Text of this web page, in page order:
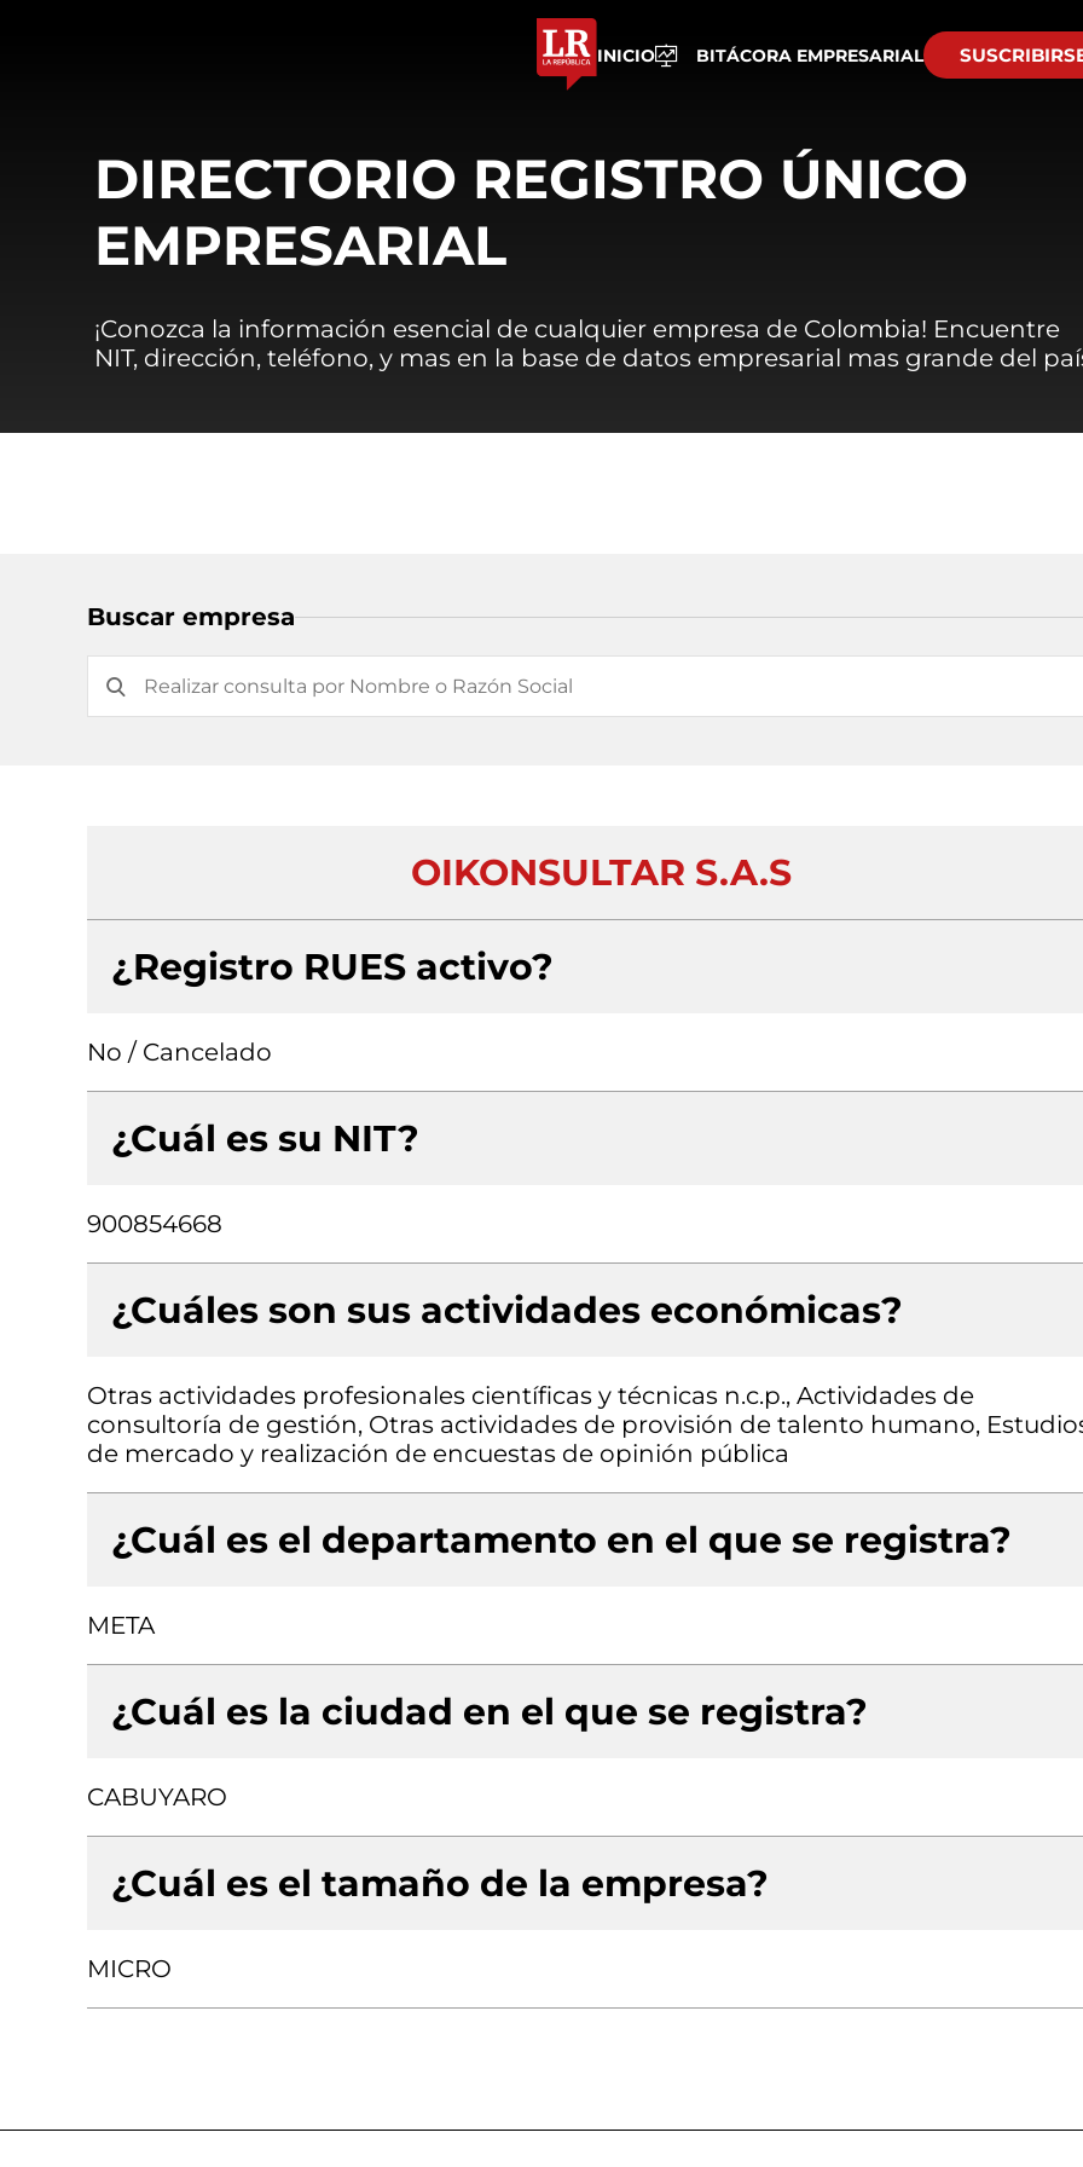
INICIO BITÁCORA EMPRESARIAL
DIRECTORIO REGISTRO ÚNICO
EMPRESARIAL
¡Conozca la información esencial de cualquier empresa de Colombia! Encuentre
NIT, dirección, teléfono, y mas en la base de datos empresarial mas grande del
Buscar empresa
OIKONSULTAR S.A.S
¿Registro RUES activo?
No / Cancelado
¿Cuál es su NIT?
900854668
¿Cuáles son sus actividades económicas?
Otras actividades profesionales científicas y técnicas n.c.p., Actividades de
consultoría de gestión, Otras actividades de provisión de talento humano,
de mercado y realización de encuestas de opinión pública
¿Cuál es el departamento en el que se registra?
META
¿Cuál es la ciudad en el que se registra?
CABUYARO
¿Cuál es el tamaño de la empresa?
MICRO